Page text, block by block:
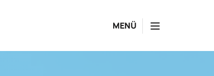
MENÜ